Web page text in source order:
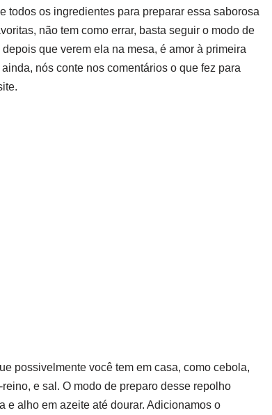
todos os ingredientes para preparar essa saborosa
não tem como errar, basta seguir o modo de
que verem ela na mesa, é amor à primeira
nós conte nos comentários o que fez para
possivelmente você tem em casa, como cebola,
e sal. O modo de preparo desse repolho
e alho em azeite até dourar. Adicionamos o